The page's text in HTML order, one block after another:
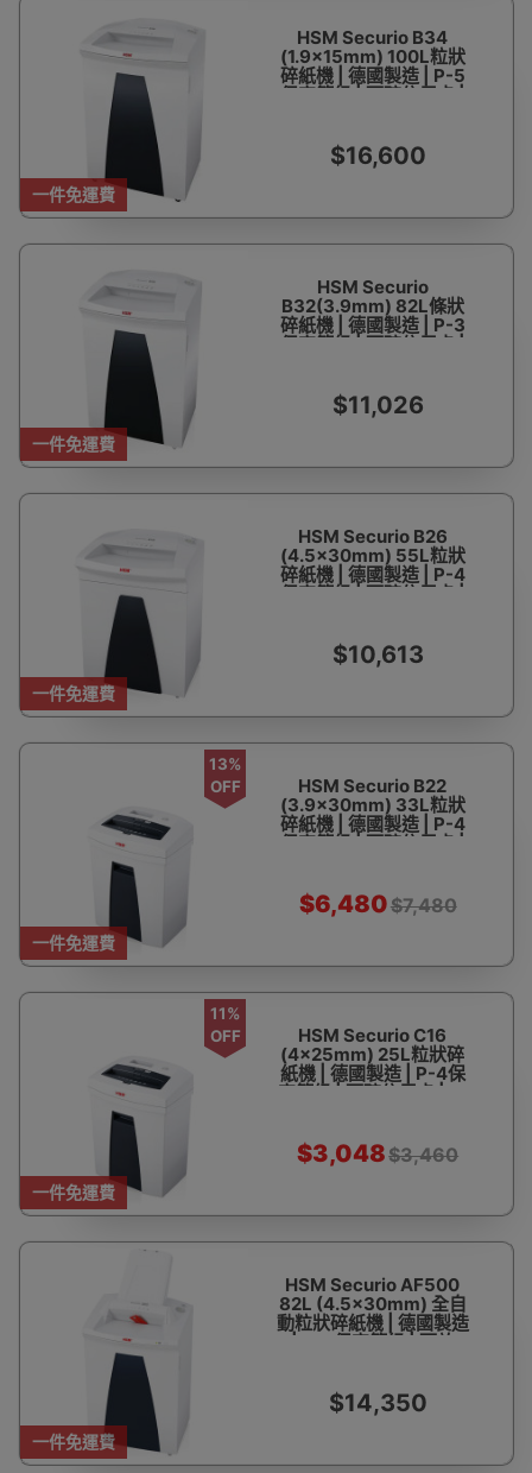
一件免運費
HSM Securio B34
(1.9x15mm) 100L粒狀
碎紙機 | 德國製造 | P-5
保密等級 | 可碎信用卡 |
$16,600
一件免運費
HSM Securio
B32(3.9mm) 82L條狀
碎紙機 | 德國製造 | P-3
保密等級 | 可碎信用卡 |
$11,026
一件免運費
HSM Securio B26
(4.5x30mm) 55L粒狀
碎紙機 | 德國製造 | P-4
保密等級 | 可碎信用卡 |
$10,613
一件免運費
13%
OFF
HSM Securio B22
(3.9x30mm) 33L粒狀
碎紙機 | 德國製造 | P-4
保密等級 | 可碎信用卡 |
$6,480$7,480
一件免運費
11%
OFF
HSM Securio C16
(4x25mm) 25L粒狀碎
紙機 | 德國製造 | P-4保
密等級 | 可碎信用卡 | 一
$3,048$3,460
一件免運費
HSM Securio AF500
82L (4.5x30mm) 全自
動粒狀碎紙機 | 德國製造
| P-4保密等級 | 可放
港行貨 1年保養
$14,350